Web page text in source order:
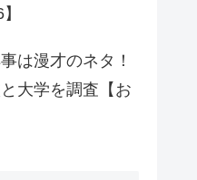
は漫才のネタ！
大学を調査【お